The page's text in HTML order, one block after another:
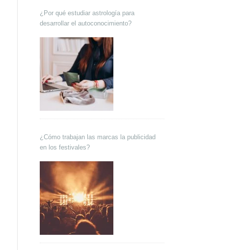
¿Por qué estudiar astrología para
desarrollar el autoconocimiento?
¿Cómo trabajan las marcas la publicidad
en los festivales?